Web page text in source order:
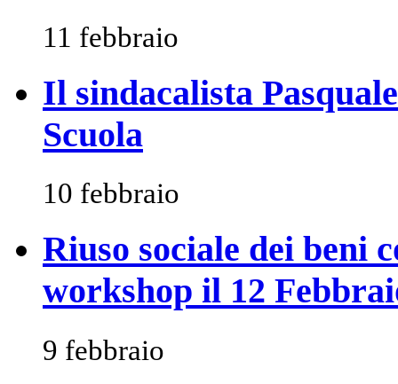
11 febbraio
Il sindacalista
Scuola
10 febbraio
Riuso sociale dei beni
workshop il 12
9 febbraio